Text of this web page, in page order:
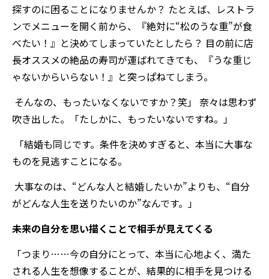
探すのに困ることになりませんか？ たとえば、レストラ
ンでメニューを開く前から、『絶対に“松のうな重”が食
べたい！』と決めてしまっていたとしたら？ 目の前に店
長オススメの絶品の寿司が運ばれてきても、『うな重じ
ゃないからいらない！』と突っぱねてしまう。
そんなの、もったいなくないですか？笑」 奈々は思わず
吹き出した。「たしかに、もったいないですね。」
「結婚も同じです。条件を決めすぎると、本当に大事な
ものを見逃すことになる。
大事なのは、“どんな人と結婚したいか”よりも、“自分
がどんな人生を送りたいのか”なんです。」
未来の自分を思い描くことで相手が見えてくる
「つまり……今の自分にとって、本当に心地よく、満た
される人生を想像することが、結果的に相手を見つける